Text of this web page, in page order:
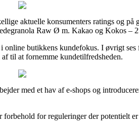
aktuelle konsumenters ratings og på
Raw Ø m. Kakao og Kokos –
butikkens kundefokus. I øvrigt
til at fornemme kundetilfredsheden.
med et hav af e-shops og
for reguleringer der potentielt